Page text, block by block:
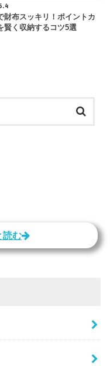
財布スッキリ！ポイントカ
賢く収納するコツ5選
読む